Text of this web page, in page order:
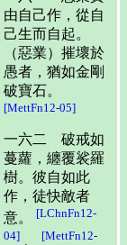
由自己作，從自
己生而自起。
（惡業）摧壞於
愚者，猶如金剛
破寶石。
[MettFn12-05]
一六二 破戒如
蔓蘿，纏覆裟羅
樹。彼自如此
作，徒快敵者
意。
[LChnFn12-
04]
[MettFn12-